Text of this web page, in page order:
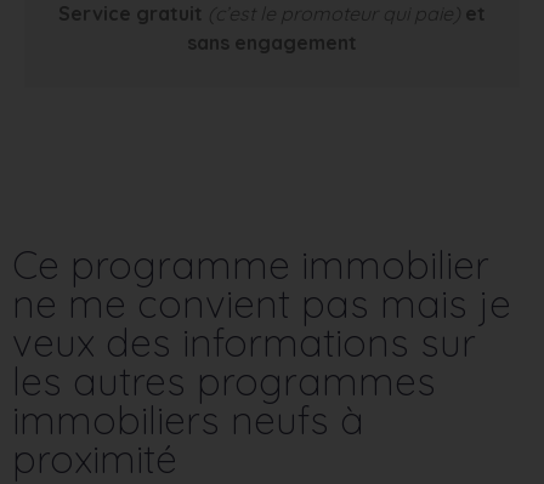
Service gratuit (c’est le promoteur qui paie) et
sans engagement
Ce programme immobilier
ne me convient pas mais je
veux des informations sur
les autres programmes
immobiliers neufs à
proximité